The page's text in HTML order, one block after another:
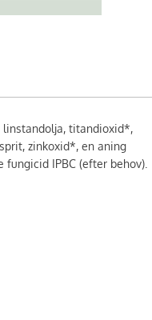
linstandolja, titandioxid*,
zinkoxid*, en aning
IPBC (efter behov).